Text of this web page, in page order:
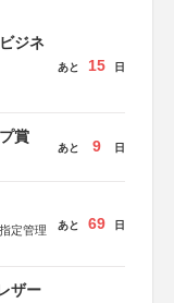
ジネ
あと 15 日
賞
あと 9 日
定管理
あと 69 日
ザー